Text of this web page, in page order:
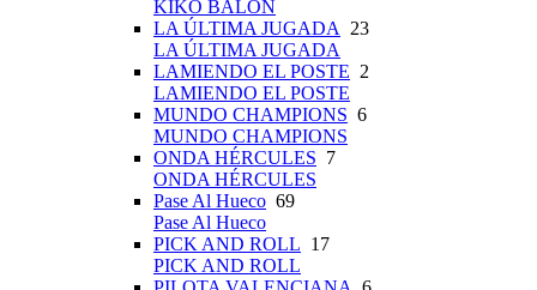
KIKO BALÓN
LA ÚLTIMA JUGADA
23
LA ÚLTIMA JUGADA
LAMIENDO EL POSTE 2
LAMIENDO EL POSTE
MUNDO CHAMPIONS 6
MUNDO CHAMPIONS
ONDA HÉRCULES 7
ONDA HÉRCULES
Pase Al Hueco 69
Pase Al Hueco
PICK AND ROLL 17
PICK AND ROLL